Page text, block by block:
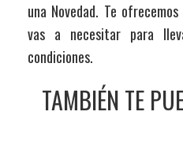
una Novedad. Te
vas a necesitar para
condiciones.
TAMBIÉN TE